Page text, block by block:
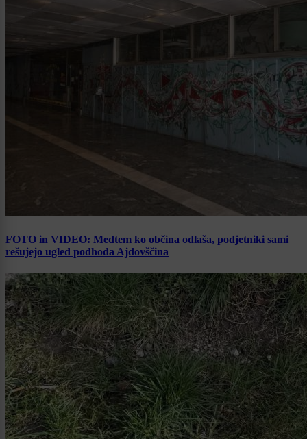
FOTO in VIDEO: Medtem ko občina odlaša, podjetniki sami
rešujejo ugled podhoda Ajdovščina